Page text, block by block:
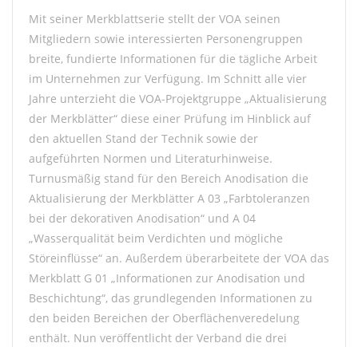
Mit seiner Merkblattserie stellt der VOA seinen
Mitgliedern sowie interessierten Personengruppen
breite, fundierte Informationen für die tägliche Arbeit
im Unternehmen zur Verfügung. Im Schnitt alle vier
Jahre unterzieht die VOA-Projektgruppe „Aktualisierung
der Merkblätter“ diese einer Prüfung im Hinblick auf
den aktuellen Stand der Technik sowie der
aufgeführten Normen und Literaturhinweise.
Turnusmäßig stand für den Bereich Anodisation die
Aktualisierung der Merkblätter A 03 „Farbtoleranzen
bei der dekorativen Anodisation“ und A 04
„Wasserqualität beim Verdichten und mögliche
Störeinflüsse“ an. Außerdem überarbeitete der VOA das
Merkblatt G 01 „Informationen zur Anodisation und
Beschichtung“, das grundlegenden Informationen zu
den beiden Bereichen der Oberflächenveredelung
enthält. Nun veröffentlicht der Verband die drei